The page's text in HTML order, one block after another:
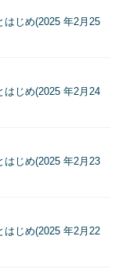
じめ(2025 年2月25
じめ(2025 年2月24
じめ(2025 年2月23
じめ(2025 年2月22